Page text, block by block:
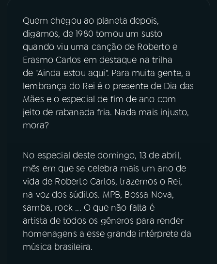
VIDEOCASTS
07ÚLTIMAS
FESTIVAL DE MÚSICA
ACOMPANHE A RÁDIO NACIONAL
Instagram X
TikTok
Quem chegou ao planeta depois,
digamos, de 1980 tomou um susto
quando viu uma canção de Roberto e
Erasmo Carlos em destaque na trilha
de "Ainda estou aqui". Para muita gente, a
lembrança do Rei é o presente de Dia das
Mães e o especial de fim de ano com
jeito de rabanada fria. Nada mais injusto,
mora?
No especial deste domingo, 13 de abril,
mês em que se celebra mais um ano de
vida de Roberto Carlos, trazemos o Rei,
na voz dos súditos. MPB, Bossa Nova,
samba, rock ... O que não falta é
artista de todos os gêneros para render
homenagens a esse grande intérprete da
música brasileira.